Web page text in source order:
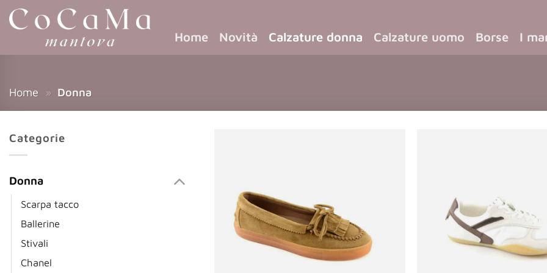
Home Novità Calzature donna Calzature uomo Borse I
Home » Donna
Categorie
Donna
Scarpa tacco
Ballerine
Stivali
Chanel